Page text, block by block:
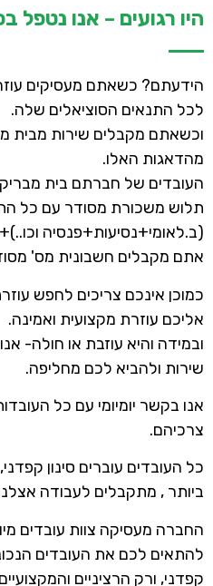
היו רגועים – אנו נטפל
הידעתם? כשאתם מעסיקים
לכל התנאים הסוציאלים שלה.
וכשאתם מקבלים שירות מבית
מהדאגות האלו.
העובדים של חברתם בית
תלוש משכורת מסודר עם כל
(ב.לאומי+נסיעות+פנסיה
אתם מקבלים חשבונית מס'
כמוכן אינכם צריכים לחפש
אליכם עוזרת מקצועית ואמינה.
ובמידה והיא עוזבת או חולה-
שירות ולהביא לכם מחליפה.
אנו בקשר יומיומי עם כל
צרכיהם.
כל העובדים עוברים סינון
ביותר , מתקבלים לעבודה
החברה מעסיקה צוות עובדים
להתאים לכם את העובדים
קפדני, ורק הרציניים